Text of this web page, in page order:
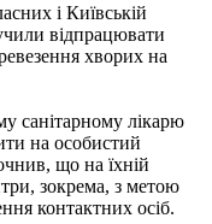
і Київській
відпрацювати
хворих на
санітарному лікарю
на особистий
що на їхній
зокрема, з метою
контактних осіб.